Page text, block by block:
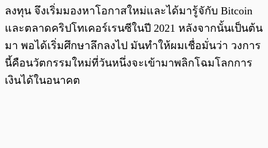
ลงทุน จึงเริ่มมองหาโอกาสใหม่และได้มารู้จักับ Bitcoin
และตลาดคริปโทเคอร์เรนซีในปี 2021 หลังจากนั้นเป็นต้น
มา พอได้เริ่มศึกษาลึกลงไป มันทำให้ผมเชื่อมั่นว่า วงการ
นี้คือนวัตกรรมใหม่ที่วันหนึ่งจะเข้ามาพลิกโฉมโลกการ
เงินได้ในอนาคต